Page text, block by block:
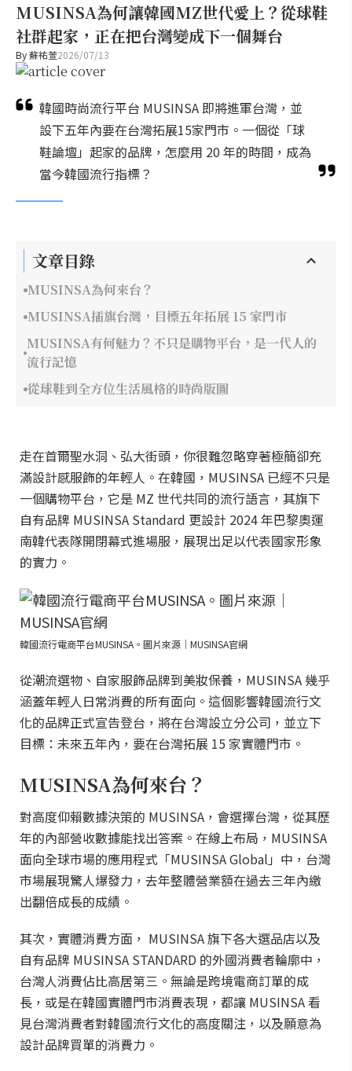
MUSINSA為何讓韓國MZ世代愛上？從球鞋
社群起家，正在把台灣變成下一個舞台
By蘇祐萱2026/07/13
韓國時尚流行平台 MUSINSA 即將進軍台灣，並
設下五年內要在台灣拓展15家門市。一個從「球
鞋論壇」起家的品牌，怎麼用 20 年的時間，成為
當今韓國流行指標？
文章目錄
MUSINSA為何來台？
MUSINSA插旗台灣，目標五年拓展 15 家門市
MUSINSA有何魅力？不只是購物平台，是一代人的
流行記憶
從球鞋到全方位生活風格的時尚版圖
走在首爾聖水洞、弘大街頭，你很難忽略穿著極簡卻充
滿設計感服飾的年輕人。在韓國，MUSINSA 已經不只是
一個購物平台，它是 MZ 世代共同的流行語言，其旗下
自有品牌 MUSINSA Standard 更設計 2024 年巴黎奧運
南韓代表隊開閉幕式進場服，展現出足以代表國家形象
的實力。
韓國流行電商平台MUSINSA。圖片來源｜MUSINSA官網
從潮流選物、自家服飾品牌到美妝保養，MUSINSA 幾乎
涵蓋年輕人日常消費的所有面向。這個影響韓國流行文
化的品牌正式宣告登台，將在台灣設立分公司，並立下
目標：未來五年內，要在台灣拓展 15 家實體門市。
MUSINSA為何來台？
對高度仰賴數據決策的 MUSINSA，會選擇台灣，從其歷
年的內部營收數據能找出答案。在線上布局，MUSINSA
面向全球市場的應用程式「MUSINSA Global」中，台灣
市場展現驚人爆發力，去年整體營業額在過去三年內繳
出翻倍成長的成績。
其次，實體消費方面， MUSINSA 旗下各大選品店以及
自有品牌 MUSINSA STANDARD 的外國消費者輪廓中，
台灣人消費佔比高居第三。無論是跨境電商訂單的成
長，或是在韓國實體門市消費表現，都讓 MUSINSA 看
見台灣消費者對韓國流行文化的高度關注，以及願意為
設計品牌買單的消費力。